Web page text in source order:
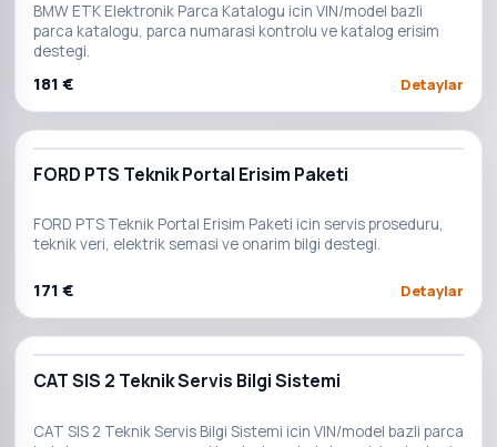
BMW ETK Elektronik Parca Katalogu icin VIN/model bazli
parca katalogu, parca numarasi kontrolu ve katalog erisim
destegi.
181 € Detaylar
FORD PTS Teknik Portal Erisim Paketi
FORD PTS Teknik Portal Erisim Paketi icin servis proseduru,
teknik veri, elektrik semasi ve onarim bilgi destegi.
171 € Detaylar
CAT SIS 2 Teknik Servis Bilgi Sistemi
CAT SIS 2 Teknik Servis Bilgi Sistemi icin VIN/model bazli parca